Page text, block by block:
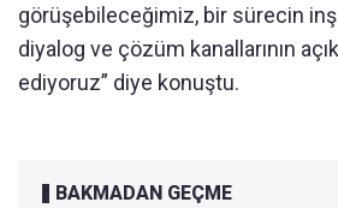
görüşebileceğimiz, bir sürecin
diyalog ve çözüm kanallarının
ediyoruz” diye konuştu.
BAKMADAN GEÇME